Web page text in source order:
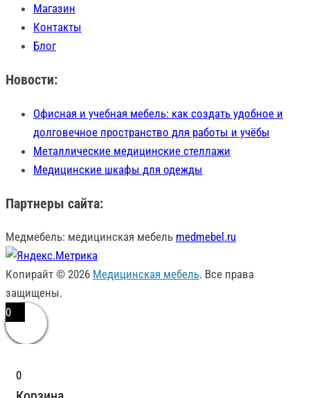
Магазин
Контакты
Блог
Новости:
Офисная и учебная мебель: как создать удобное и
долговечное пространство для работы и учёбы
Металлические медицинские стеллажи
Медицинские шкафы для одежды
Партнеры сайта:
Медмебель: медицинская мебель medmebel.ru
Копирайт © 2026 Медицинская мебель. Все права
защищены.
0
0